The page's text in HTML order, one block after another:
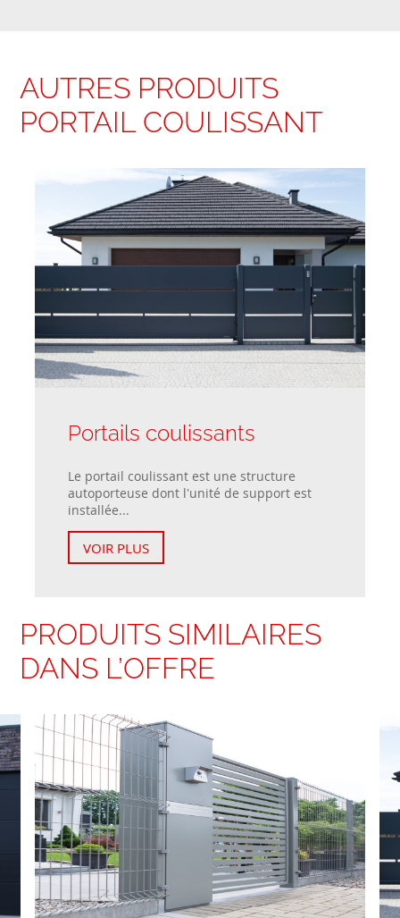
AUTRES PRODUITS
PORTAIL COULISSANT
Portails coulissants
Le portail coulissant est une structure
autoporteuse dont l'unité de support est
installée...
VOIR PLUS
PRODUITS SIMILAIRES
DANS L’OFFRE